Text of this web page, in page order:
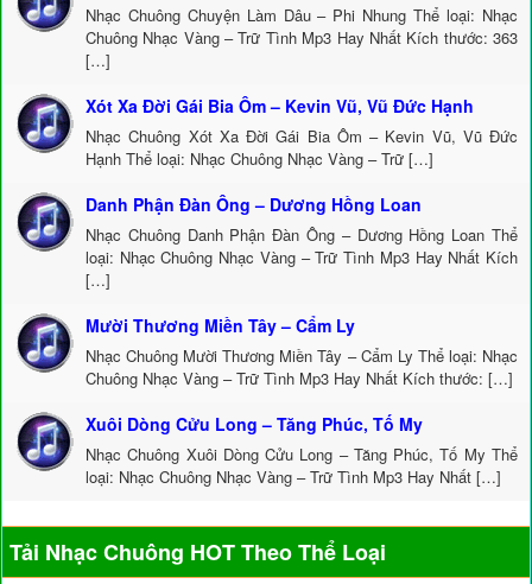
Nhạc Chuông Chuyện Làm Dâu – Phi Nhung Thể loại: Nhạc
Chuông Nhạc Vàng – Trữ Tình Mp3 Hay Nhất Kích thước: 363
[…]
Xót Xa Đời Gái Bia Ôm – Kevin Vũ, Vũ Đức Hạnh
Nhạc Chuông Xót Xa Đời Gái Bia Ôm – Kevin Vũ, Vũ Đức
Hạnh Thể loại: Nhạc Chuông Nhạc Vàng – Trữ […]
Danh Phận Đàn Ông – Dương Hồng Loan
Nhạc Chuông Danh Phận Đàn Ông – Dương Hồng Loan Thể
loại: Nhạc Chuông Nhạc Vàng – Trữ Tình Mp3 Hay Nhất Kích
[…]
Mười Thương Miền Tây – Cẩm Ly
Nhạc Chuông Mười Thương Miền Tây – Cẩm Ly Thể loại: Nhạc
Chuông Nhạc Vàng – Trữ Tình Mp3 Hay Nhất Kích thước: […]
Xuôi Dòng Cửu Long – Tăng Phúc, Tố My
Nhạc Chuông Xuôi Dòng Cửu Long – Tăng Phúc, Tố My Thể
loại: Nhạc Chuông Nhạc Vàng – Trữ Tình Mp3 Hay Nhất […]
Tải Nhạc Chuông HOT Theo Thể Loại